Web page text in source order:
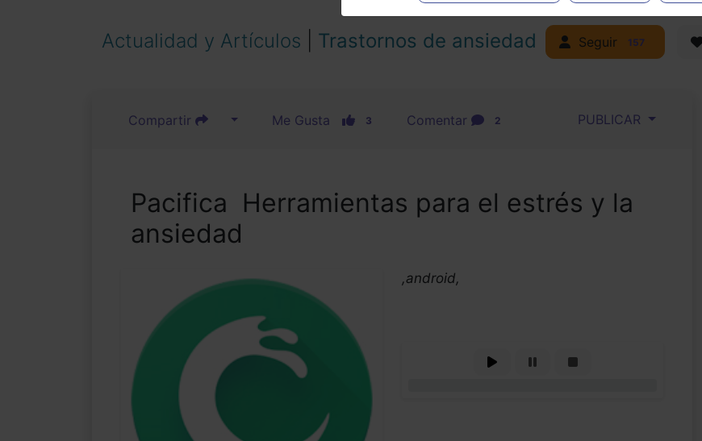
Actualidad y Artículos Trastornos de ansiedad Seguir 157
Compartir Me Gusta 3 Comentar 2 PUBLICAR
Pacifica  Herramientas para el estrés y la
ansiedad
,android,